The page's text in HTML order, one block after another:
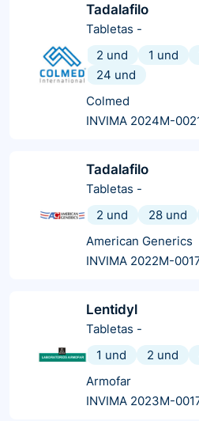
Tadalafilo
Tabletas -
2 und
1 und
24 und
Colmed
INVIMA 2024M-
Tadalafilo
Tabletas -
2 und
28 und
American Generics
INVIMA 2022M-
Lentidyl
Tabletas -
1 und
2 und
Armofar
INVIMA 2023M-